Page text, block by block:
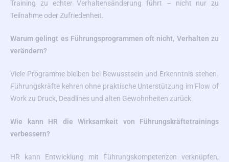
Training zu echter Verhaltensänderung führt – nicht nur zu
Teilnahme oder Zufriedenheit.
Warum gelingt es Führungsprogrammen oft nicht, Verhalten zu
verändern?
Viele Programme bleiben bei Bewusstsein und Erkenntnis stehen.
Führungskräfte kehren ohne praktische Unterstützung im Flow of
Work zu Druck, Deadlines und alten Gewohnheiten zurück.
Wie kann HR die Wirksamkeit von Führungskräftetrainings
verbessern?
HR kann Entwicklung mit Führungskompetenzen verknüpfen,